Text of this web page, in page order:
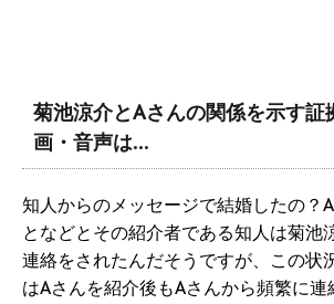
菊池涼介とAさんの関係を示す証
画・音声は…
知人からのメッセージで結婚したの？
となどとその紹介者である知人は菊池
連絡をされたんだそうですが、この状
はAさんを紹介後もAさんから頻繁に連